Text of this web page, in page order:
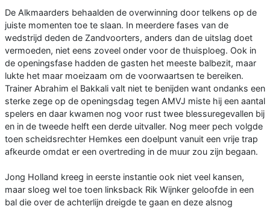
De Alkmaarders behaalden de overwinning door telkens op de
juiste momenten toe te slaan. In meerdere fases van de
wedstrijd deden de Zandvoorters, anders dan de uitslag doet
vermoeden, niet eens zoveel onder voor de thuisploeg. Ook in
de openingsfase hadden de gasten het meeste balbezit, maar
lukte het maar moeizaam om de voorwaartsen te bereiken.
Trainer Abrahim el Bakkali valt niet te benijden want ondanks een
sterke zege op de openingsdag tegen AMVJ miste hij een aantal
spelers en daar kwamen nog voor rust twee blessuregevallen bij
en in de tweede helft een derde uitvaller. Nog meer pech volgde
toen scheidsrechter Hemkes een doelpunt vanuit een vrije trap
afkeurde omdat er een overtreding in de muur zou zijn begaan.
Jong Holland kreeg in eerste instantie ook niet veel kansen,
maar sloeg wel toe toen linksback Rik Wijnker geloofde in een
bal die over de achterlijn dreigde te gaan en deze alsnog